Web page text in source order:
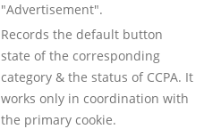
"Advertisement".
Records the default button
state of the corresponding
category & the status of CCPA. It
works only in coordination with
the primary cookie.